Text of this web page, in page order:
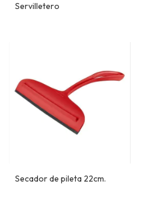
Servilletero
Secador de pileta 22cm.